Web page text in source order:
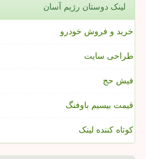
لینک دوستان رژیم آسان
خرید و فروش خودرو
طراحی سایت
فیش حج
قیمت بیسیم باوفنگ
کوتاه کننده لینک